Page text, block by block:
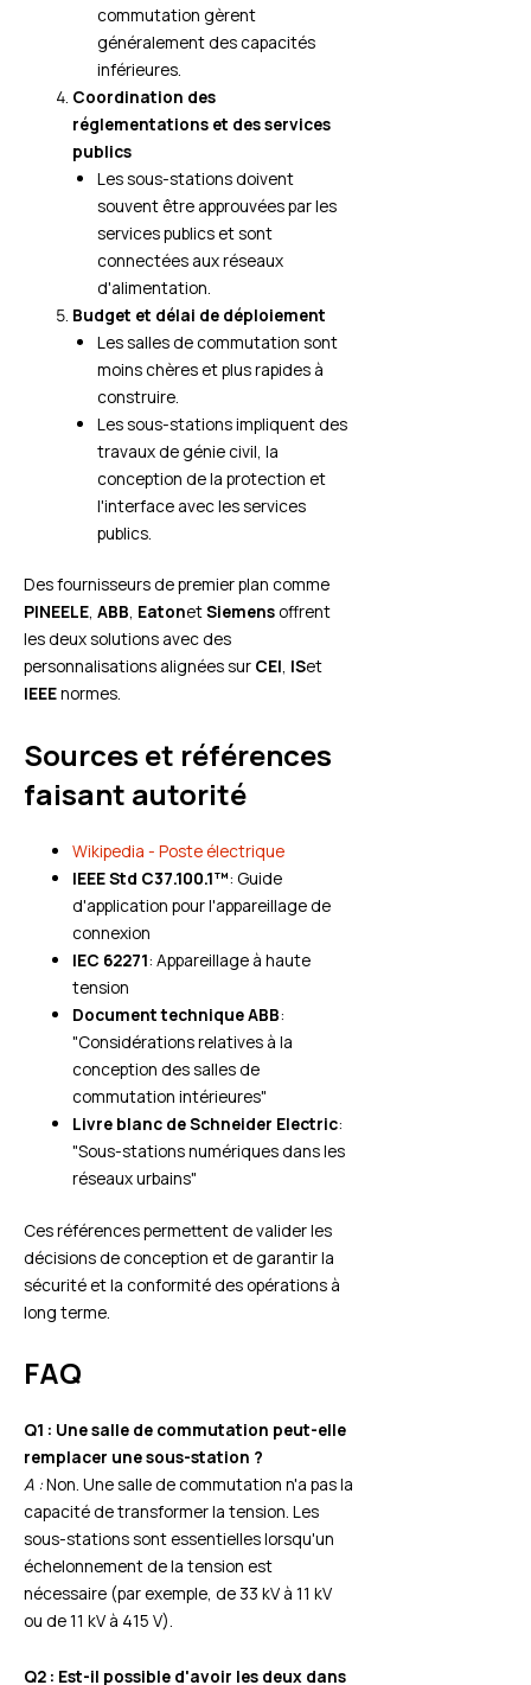
commutation gèrent
généralement des capacités
inférieures.
Coordination des
réglementations et des services
publics
Les sous-stations doivent
souvent être approuvées par les
services publics et sont
connectées aux réseaux
d'alimentation.
Budget et délai de déploiement
Les salles de commutation sont
moins chères et plus rapides à
construire.
Les sous-stations impliquent des
travaux de génie civil, la
conception de la protection et
l'interface avec les services
publics.
Des fournisseurs de premier plan comme
PINEELE, ABB, EatonetSiemens offrent
les deux solutions avec des
personnalisations alignées sur CEI, ISet
IEEEnormes.
Sources et références
faisant autorité
Wikipedia - Poste électrique
IEEE Std C37.100.1™: Guide
d'application pour l'appareillage de
connexion
IEC 62271: Appareillage à haute
tension
Document technique ABB:
"Considérations relatives à la
conception des salles de
commutation intérieures"
Livre blanc de Schneider Electric:
"Sous-stations numériques dans les
réseaux urbains"
Ces références permettent de valider les
décisions de conception et de garantir la
sécurité et la conformité des opérations à
long terme.
FAQ
Q1 : Une salle de commutation peut-elle
remplacer une sous-station ?
A :Non. Une salle de commutation n'a pas la
capacité de transformer la tension. Les
sous-stations sont essentielles lorsqu'un
échelonnement de la tension est
nécessaire (par exemple, de 33 kV à 11 kV
ou de 11 kV à 415 V).
Q2 : Est-il possible d'avoir les deux dans